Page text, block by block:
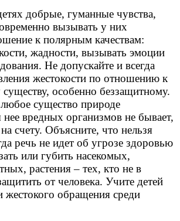
добрые, гуманные чувства,
вызывать у них
к полярным качествам:
жадности, вызывать эмоции
Не допускайте и всегда
жестокости по отношению к
особенно беззащитному.
существо природе
вредных организмов не бывает,
счету. Объясните, что нельзя
речь не идет об угрозе здоровью
или губить насекомых,
растения – тех, кто не в
от человека. Учите детей
жестокого обращения среди